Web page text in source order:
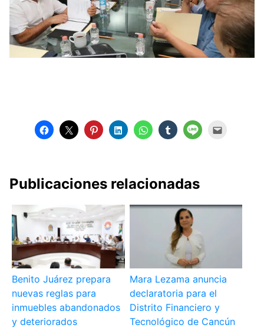
Publicaciones relacionadas
Benito Juárez prepara
nuevas reglas para
inmuebles abandonados
y deteriorados
Mara Lezama anuncia
declaratoria para el
Distrito Financiero y
Tecnológico de Cancún